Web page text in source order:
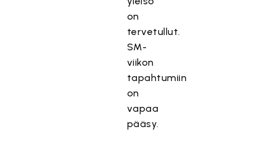
on
tervetullut.
SM-
viikon
tapahtumiin
on
vapaa
pääsy.